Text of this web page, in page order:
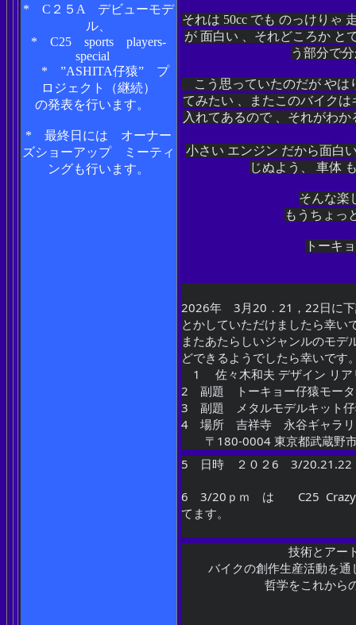
* C２５A デビューモデ
ル、
* C25 sports players-
special
* ”ASHITA仔猿” プ
ロジェクト（継続）
の発表を行います。
* 最終日には オーナー
ズショーアップ ミーティ
ングも行います。
それは 50cc でも のっけりゃ
が 面白い 、それどころか と
う部分で
こう思っていたのだが やは
てみたい 、またこのバイク
入れてあるので 、それがわ
小さい エンジン だから面白
じぬよう、 車体
そんな楽
もうちょっ
トーキ
2026年　3月20．21，22日に
とかしていただけましたら幸い
またあたらしいジャンルのモ
どできるようでしたら幸いです
1 　佐々木和夫 デザイン リ
2　副題　トーキョー仔猿モー
3　副題　メタルモデルキット
4　場所　吉祥寺　永谷ギャ
〒180-0004 東京都武蔵野市
5　日時　２０２6　3/
6　3/20ｐｍ　は　　C25
てます。
技術とアー
バイクの創作生産活動を
哲学をこれから